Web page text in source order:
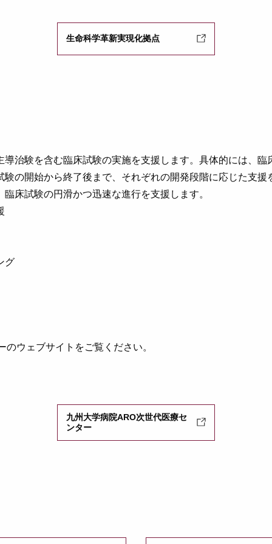
生命科学革新実現化拠点
治験を含む臨床試験の実施を支援します。具体的には、
の開始から終了後まで、それぞれの開発段階に応じた支
床試験の円滑かつ迅速な進行を支援します。
グ
ウェブサイトをご覧ください。
九州大学病院ARO次世代医療セ
ンター